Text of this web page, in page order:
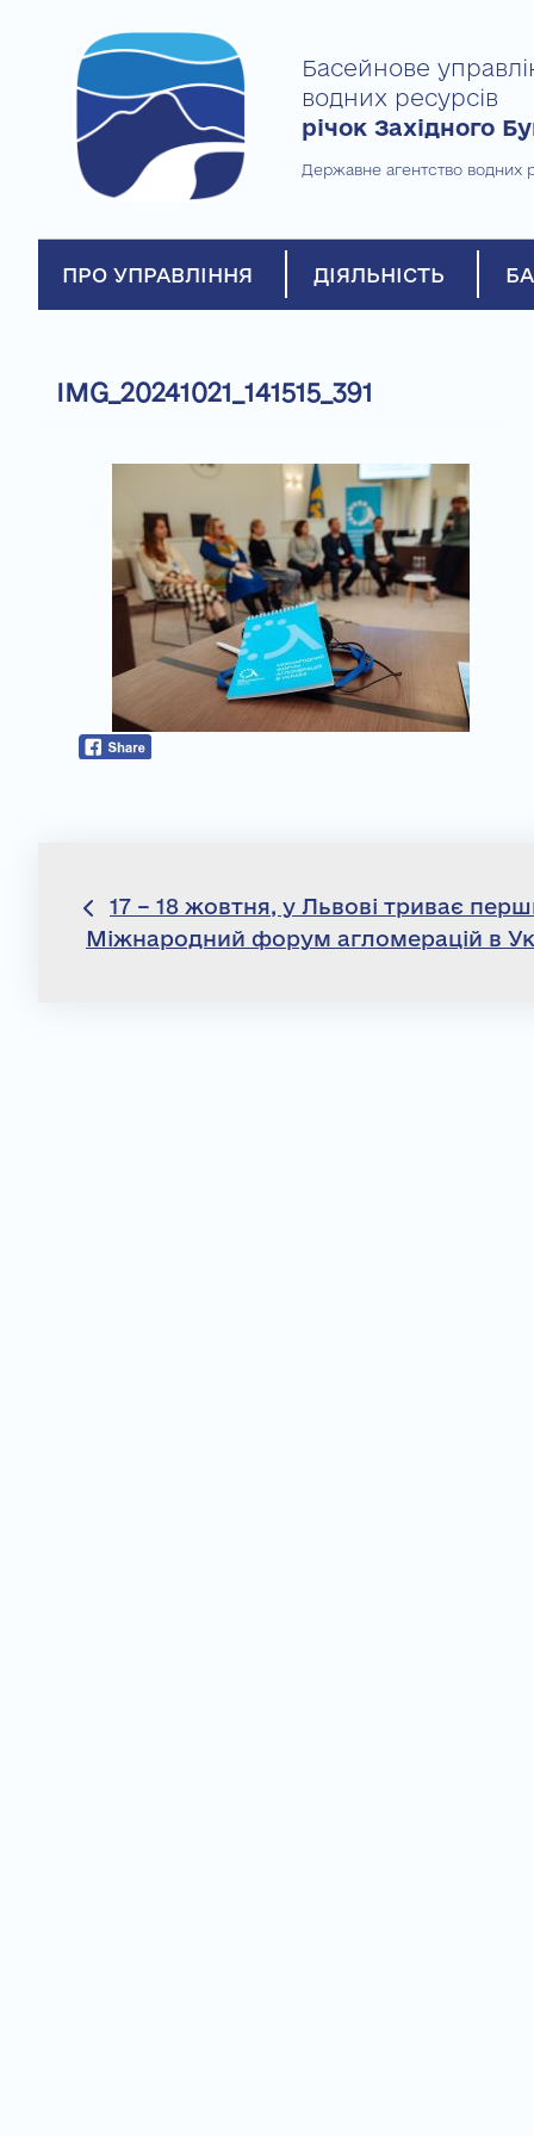
content
Басейнове
водних ресурсів
річок Західного
Державне агентство водних
ПРО УПРАВЛІННЯ ДІЯЛЬНІСТЬ
IMG_20241021_141515_391
Навігація
записів
17 – 18 жовтня, у Львові триває
Міжнародний форум агломерацій в